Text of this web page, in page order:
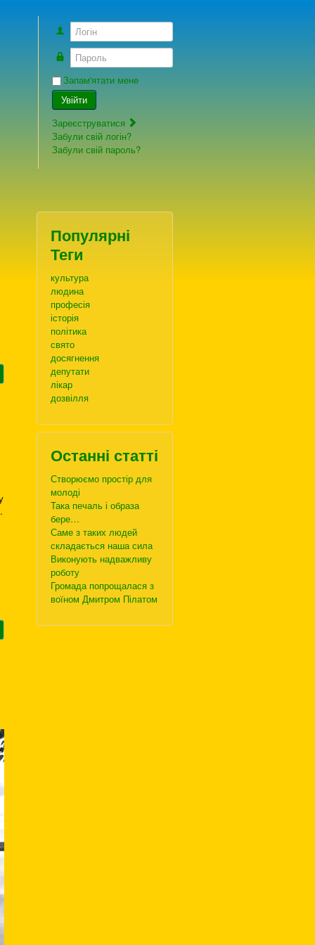
Логін
Пароль
Запам'ятати мене
Увійти
Зареєструватися
Забули свій логін?
Забули свій пароль?
Популярні
Теги
культура
людина
професія
історія
політика
свято
досягнення
депутати
лікар
дозвілля
Останні статті
Створюємо простір для
молоді
Така печаль і образа
бере…
Саме з таких людей
складається наша сила
Виконують надважливу
роботу
Громада попрощалася з
воїном Дмитром Пілатом